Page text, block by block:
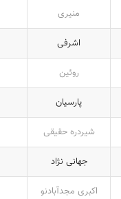
منیری
اشرفی
روئین
پارسیان
شیردره حقیقی
جهانی نژاد
اکبری مجدآبادنو